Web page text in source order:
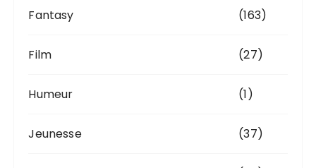
Fantasy (163)
Film (27)
Humeur (1)
Jeunesse (37)